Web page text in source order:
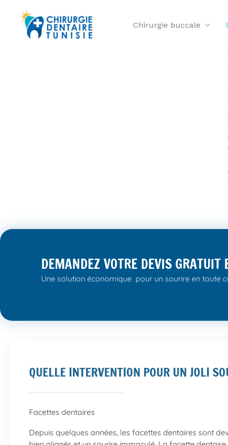
Chirurgie buccale
DEMANDEZ VOTRE DEVIS GRATUIT
Une solution économique pour un sourire en toute
QUELLE INTERVENTION POUR UN JOLI
Facettes dentaires
Depuis quelques années, les facettes dentaires sont